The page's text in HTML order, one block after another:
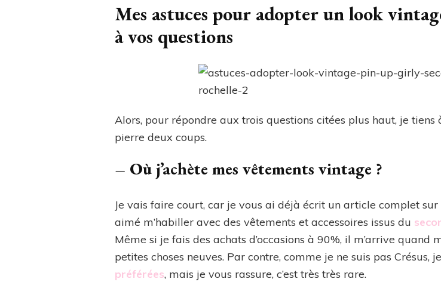
Mes astuces pour adopter un look
à vos questions
Alors, pour répondre aux trois questions citées plus haut, je tiens
pierre deux coups.
– Où j’achète mes vêtements vintage ?
Je vais faire court, car je vous ai déjà écrit un article complet sur
aimé m’habiller avec des vêtements et accessoires issus du
Même si je fais des achats d’occasions à 90%, il m’arrive
petites choses neuves. Par contre, comme je ne suis pas Crésus,
préférées, mais je vous rassure, c’est très très rare.